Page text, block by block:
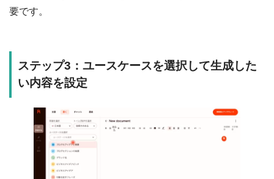
要です。
ステップ3：ユースケースを選択して生成した
い内容を設定